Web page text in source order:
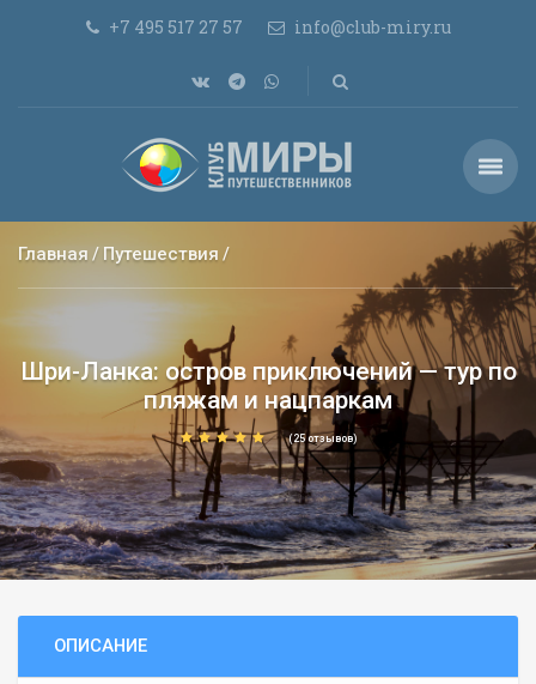
+7 495 517 27 57 info@club-miry.ru
Главная Путешествия
Шри-Ланка: остров приключений — тур по
пляжам и нацпаркам
(25 отзывов)
ОПИСАНИЕ